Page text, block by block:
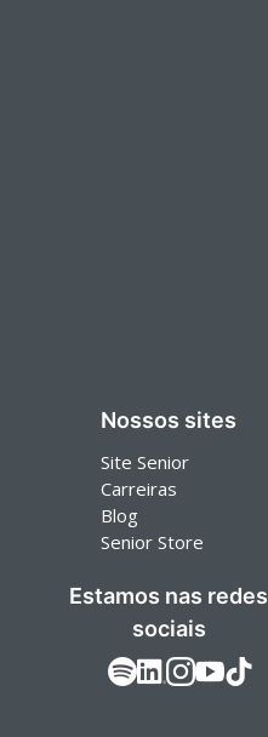
Nossos sites
Site Senior
Carreiras
Blog
Senior Store
Estamos nas redes
sociais